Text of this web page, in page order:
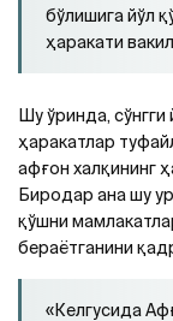
бўлишига йўл
ҳаракати
Шу ўринда,
ҳаракатлар
афғон халқининг
Биродар ана шу
қўшни
бераётганини
«Келгусида